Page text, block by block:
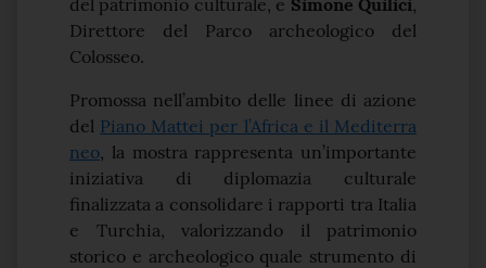
del patrimonio culturale, e Simone Quilici,
Direttore del Parco archeologico del
Colosseo.
Promossa nell’ambito delle linee di azione
del Piano Mattei per l’Africa e il Mediterra
neo, la mostra rappresenta un’importante
iniziativa di diplomazia culturale
finalizzata a consolidare i rapporti tra Italia
e Turchia, valorizzando il patrimonio
storico e archeologico quale strumento di